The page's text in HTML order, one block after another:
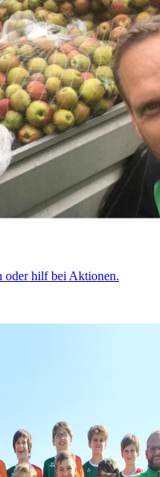
oder hilf bei Aktionen.